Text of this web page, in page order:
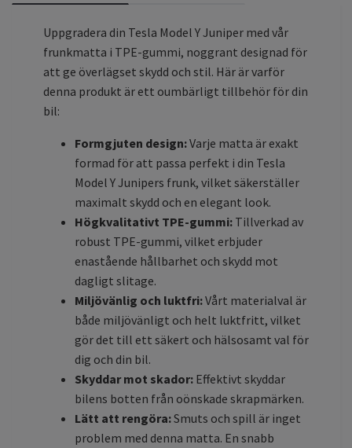
Uppgradera din Tesla Model Y Juniper med vår
frunkmatta i TPE-gummi, noggrant designad för
att ge överlägset skydd och stil. Här är varför
denna produkt är ett oumbärligt tillbehör för din
bil:
Formgjuten design:Varje matta är exakt
formad för att passa perfekt i din Tesla
Model Y Junipers frunk, vilket säkerställer
maximalt skydd och en elegant look.
Högkvalitativt TPE-gummi: Tillverkad av
robust TPE-gummi, vilket erbjuder
enastående hållbarhet och skydd mot
dagligt slitage.
Miljövänlig och luktfri:Vårt materialval är
både miljövänligt och helt luktfritt, vilket
gör det till ett säkert och hälsosamt val för
dig och din bil.
Skyddar mot skador: Effektivt skyddar
bilens botten från oönskade skrapmärken.
Lätt att rengöra:Smuts och spill är inget
problem med denna matta. En snabb